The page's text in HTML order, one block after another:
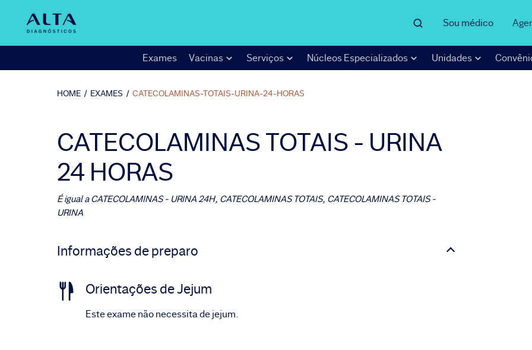
Sou médico
Exames Vacinas Serviços Núcleos Especializados Unidades
HOME / EXAMES / CATECOLAMINAS-TOTAIS-URINA-24-HORAS
CATECOLAMINAS TOTAIS - URINA
24 HORAS
É igual a CATECOLAMINAS - URINA 24H, CATECOLAMINAS TOTAIS, CATECOLAMINAS TOTAIS -
URINA
Informações de preparo
Orientações de Jejum
Este exame não necessita de jejum.